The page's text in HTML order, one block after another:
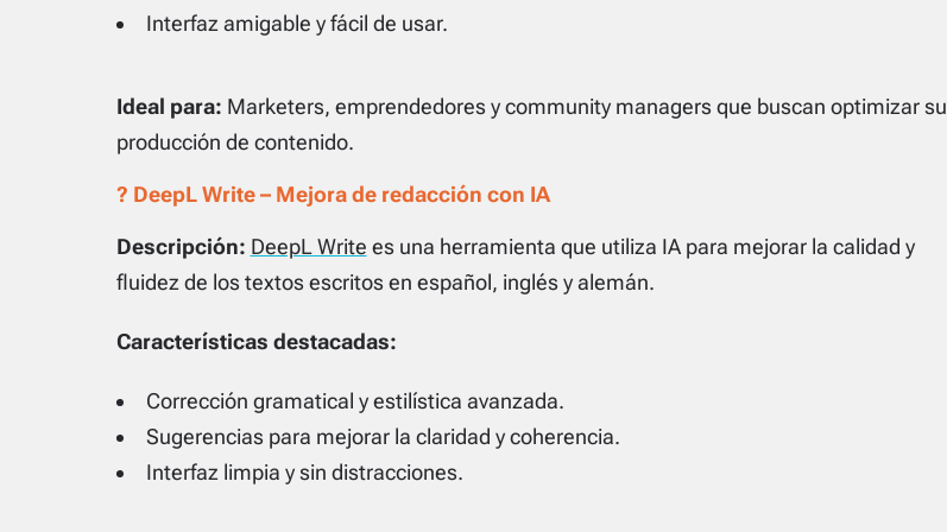
Interfaz amigable y fácil de usar.
Ideal para: Marketers, emprendedores y community managers que buscan optimizar su
producción de contenido.
? DeepL Write – Mejora de redacción con IA
Descripción: DeepL Write es una herramienta que utiliza IA para mejorar la calidad y
fluidez de los textos escritos en español, inglés y alemán.
Características destacadas:
Corrección gramatical y estilística avanzada.
Sugerencias para mejorar la claridad y coherencia.
Interfaz limpia y sin distracciones.